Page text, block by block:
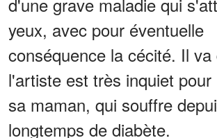
yeux, avec pour éventuelle
conséquence la cécité. Il
l'artiste est très inquiet
sa maman, qui souffre
longtemps de diabète.